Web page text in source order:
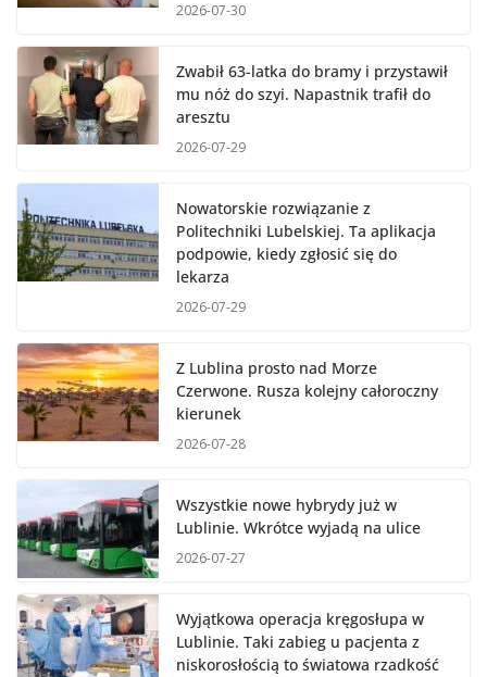
2026-07-30
Zwabił 63-latka do bramy i przystawił
mu nóż do szyi. Napastnik trafił do
aresztu
2026-07-29
Nowatorskie rozwiązanie z
Politechniki Lubelskiej. Ta aplikacja
podpowie, kiedy zgłosić się do
lekarza
2026-07-29
Z Lublina prosto nad Morze
Czerwone. Rusza kolejny całoroczny
kierunek
2026-07-28
Wszystkie nowe hybrydy już w
Lublinie. Wkrótce wyjadą na ulice
2026-07-27
Wyjątkowa operacja kręgosłupa w
Lublinie. Taki zabieg u pacjenta z
niskorosłością to światowa rzadkość